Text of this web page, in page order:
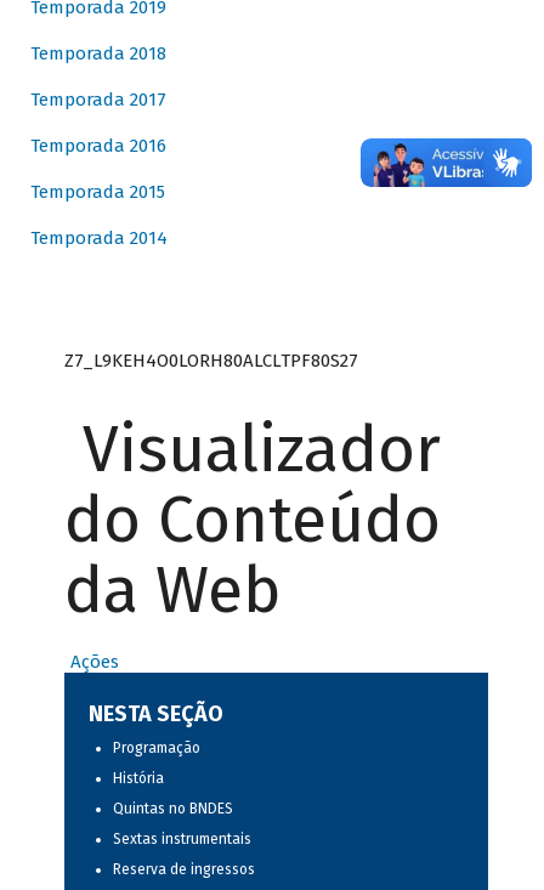
Temporada 2019
Temporada 2018
Temporada 2017
Temporada 2016
Temporada 2015
Temporada 2014
Z7_L9KEH4O0LORH80ALCLTPF80S27
Visualizador
do Conteúdo
da Web
Ações
NESTA SEÇÃO
Programação
História
Quintas no BNDES
Sextas instrumentais
Reserva de ingressos